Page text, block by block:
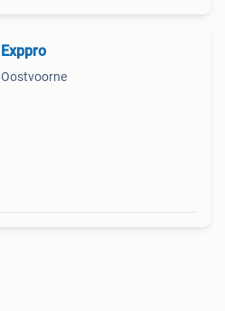
Exppro
Oostvoorne